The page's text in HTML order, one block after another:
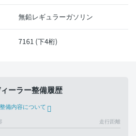
無鉛レギュラーガソリン
7161 (下4桁)
ーラー整備履歴
整備内容について
走行距離